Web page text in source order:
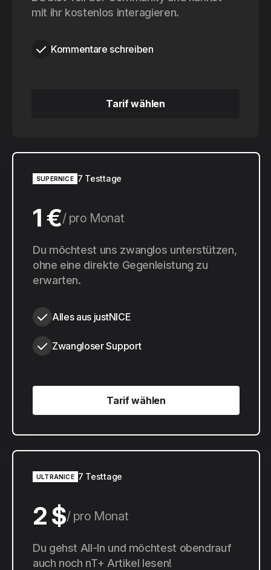
mit ihr kostenlos interagieren.
Kommentare schreiben
Tarif wählen
SUPERNICE 7 Testtage
1 € pro Monat
10 € pro Jahr
Du möchtest uns zwanglos unterstützen,
ohne eine direkte Gegenleistung zu
erwarten.
Alles aus justNICE
Zwangloser Support
Tarif wählen
Tarif wählen
ULTRANICE 7 Testtage
2 $ pro Monat
20 $ pro Jahr
Du gehst All-In und möchtest obendrauf
auch noch nT+ Artikel lesen!